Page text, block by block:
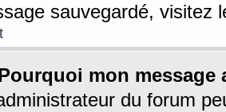
sauvegardé, visitez
mon message
du forum